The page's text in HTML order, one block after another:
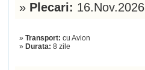
» Plecari:
» Transport: cu Avion
» Durata: 8 zile